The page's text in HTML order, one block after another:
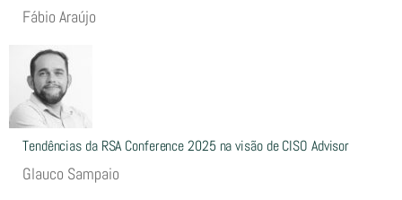
Fábio Araújo
Tendências da RSA Conference 2025 na visão de CISO Advisor
Glauco Sampaio